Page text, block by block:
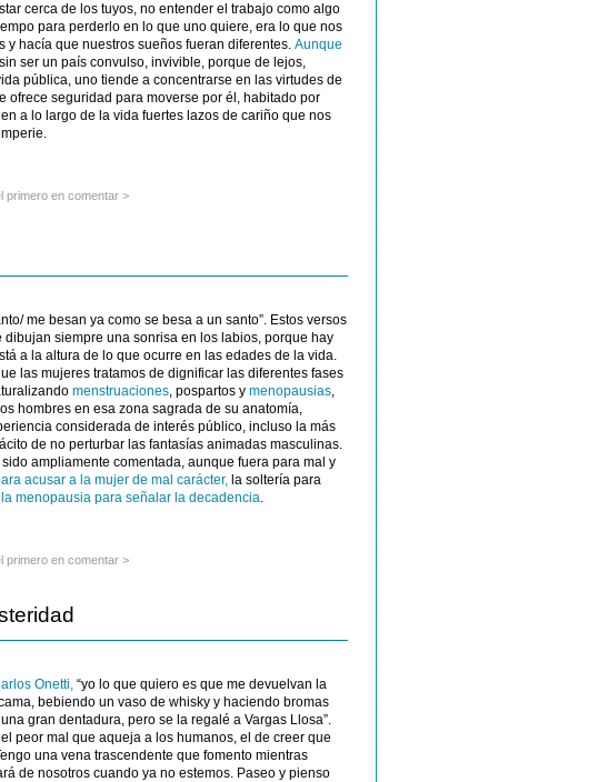
cerca de los tuyos, no entender el trabajo como algo
para perderlo en lo que uno quiere, era lo que nos
hacía que nuestros sueños fueran diferentes. Aunque
ser un país convulso, invivible, porque de lejos,
pública, uno tiende a concentrarse en las virtudes de
ofrece seguridad para moverse por él, habitado por
a lo largo de la vida fuertes lazos de cariño que nos
primero en comentar >
me besan ya como se besa a un santo”. Estos versos
siempre una sonrisa en los labios, porque hay
a la altura de lo que ocurre en las edades de la vida.
las mujeres tratamos de dignificar las diferentes fases
menstruaciones, pospartos y menopausias,
hombres en esa zona sagrada de su anatomía,
considerada de interés público, incluso la más
de no perturbar las fantasías animadas masculinas.
ampliamente comentada, aunque fuera para mal y
acusar a la mujer de mal carácter, la soltería para
la menopausia para señalar la decadencia.
primero en comentar >
Onetti, “yo lo que quiero es que me devuelvan la
bebiendo un vaso de whisky y haciendo bromas
gran dentadura, pero se la regalé a Vargas Llosa”.
peor mal que aqueja a los humanos, el de creer que
una vena trascendente que fomento mientras
de nosotros cuando ya no estemos. Paseo y pienso